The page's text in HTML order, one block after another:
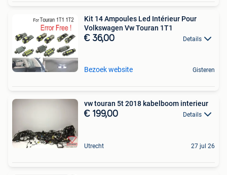
Kit 14 Ampoules Led Intérieur Pour
Volkswagen Vw Touran 1T1
€ 36,00 Details
Bezoek website Gisteren
vw touran 5t 2018 kabelboom interieur
€ 199,00 Details
Utrecht 27 jul 26